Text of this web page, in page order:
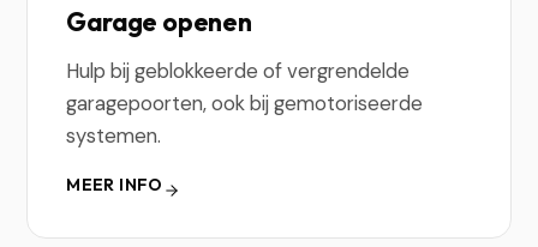
Garage openen
Hulp bij geblokkeerde of vergrendelde
garagepoorten, ook bij gemotoriseerde
systemen.
MEER INFO